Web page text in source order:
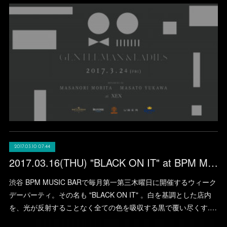
2017.03.10 07:44
2017.03.16(THU) "BLACK ON IT" at BPM MUSIC BAR (SHIBUYA)
渋谷 BPM MUSIC BARで毎月第一第三木曜日に開催するウィーク
デーパーティ。その名も "BLACK ON IT" 。白を基調とした店内
を、光が反射することなく全ての色を吸収する黒で覆い尽くす.…